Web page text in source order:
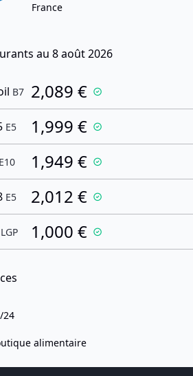
France
au 8 août 2026
B7 2,089 €
E5 1,999 €
E10 1,949 €
E5 2,012 €
LGP 1,000 €
24
alimentaire